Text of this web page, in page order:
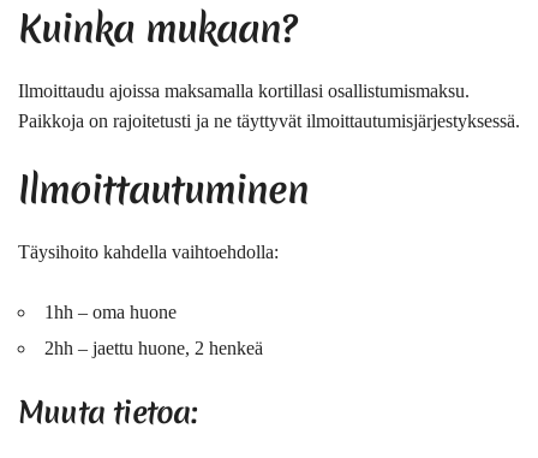
Kuinka mukaan?
Ilmoittaudu ajoissa maksamalla kortillasi osallistumismaksu.
Paikkoja on rajoitetusti ja ne täyttyvät ilmoittautumisjärjestyksessä.
Ilmoittautuminen
Täysihoito kahdella vaihtoehdolla:
1hh – oma huone
2hh – jaettu huone, 2 henkeä
Muuta tietoa: